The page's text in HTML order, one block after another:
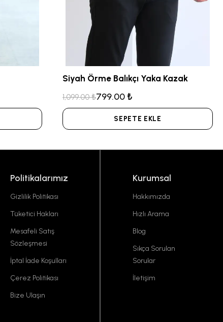
Siyah Örme Balıkçı Yaka Kazak
1,099.00 ₺799.00 ₺
SEPETE EKLE
Politikalarımız
Gizlilik Politikası
Tüketici Hakları
Mesafeli Satış
Sözleşmesi
İptal İade Koşulları
Çerez Politikası
Bize Ulaşın
Kurumsal
Hakkımızda
Hızlı Arama
Blog
Sıkça Sorulan
Sorular
İletişim